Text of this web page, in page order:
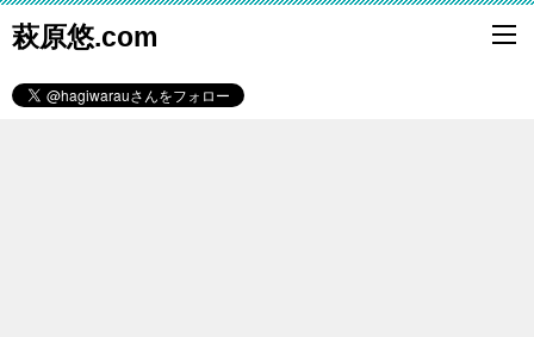
萩原悠.com